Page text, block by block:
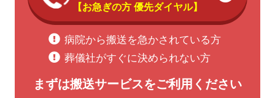
【お急ぎの方 優先ダイヤル】
病院から搬送を急かされている方
葬儀社がすぐに決められない方
まずは搬送サービスをご利用ください